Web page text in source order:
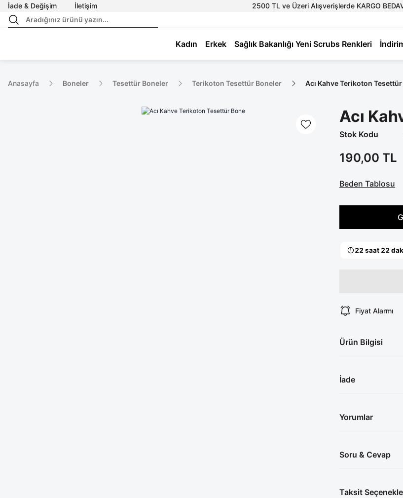
İade & Değişim İletişim 2500 TL ve Üzeri Alışverişlerde KARGO
Kadın Erkek Sağlık Bakanlığı Yeni Scrubs Renkleri
Anasayfa Boneler Tesettür Boneler Terikoton Tesettür Boneler Acı Kahve Terikoton
Acı
Stok Kodu
190,00 TL
Beden Tablosu
Fiyat Alarmı
Ürün Bilgisi
İade
Yorumlar
Soru & Cevap
Taksit